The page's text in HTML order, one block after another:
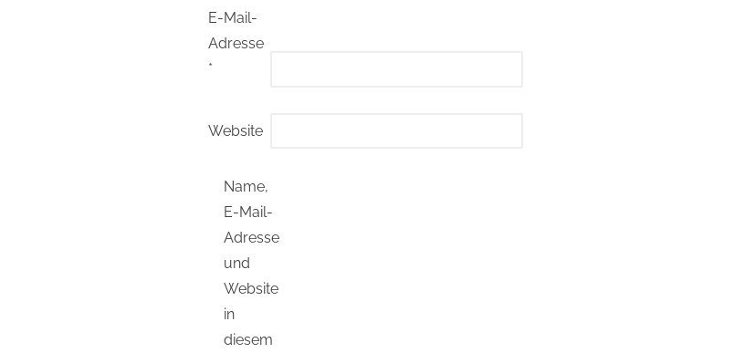
E-Mail-
Adresse
*
Website
Name,
E-Mail-
Adresse
und
Website
in
diesem